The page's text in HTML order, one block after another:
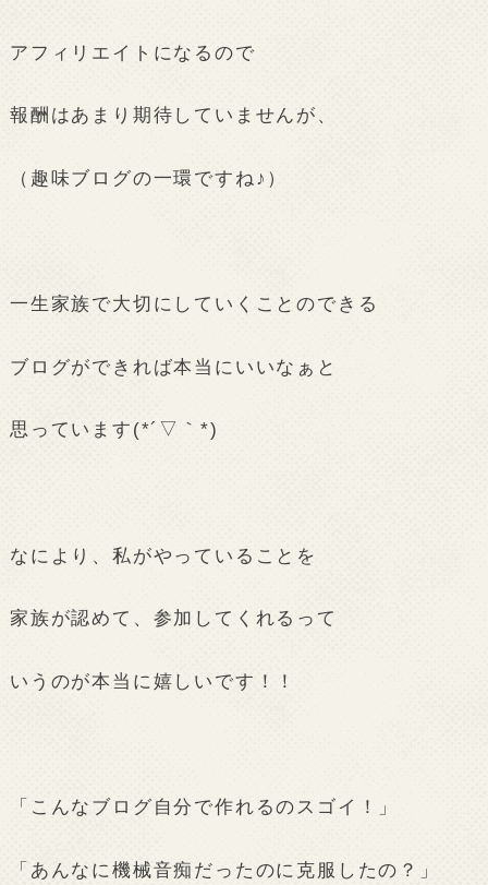
アフィリエイトになるので
報酬はあまり期待していませんが、
（趣味ブログの一環ですね♪）
一生家族で大切にしていくことのできる
ブログができれば本当にいいなぁと
思っています(*´▽｀*)
なにより、私がやっていることを
家族が認めて、参加してくれるって
いうのが本当に嬉しいです！！
「こんなブログ自分で作れるのスゴイ！」
「あんなに機械音痴だったのに克服したの？」